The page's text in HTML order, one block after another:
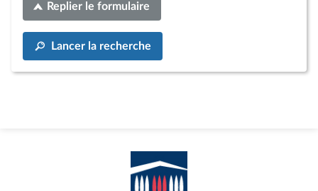
Replier le formulaire
Lancer la recherche